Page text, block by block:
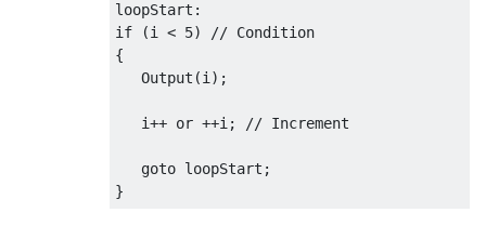
loopStart:
if (i < 5) // Condition
{
   Output(i);
   i++ or ++i; // Increment
   goto loopStart;